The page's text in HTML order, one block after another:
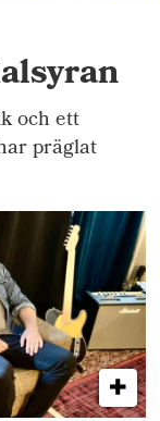
och ett
präglat